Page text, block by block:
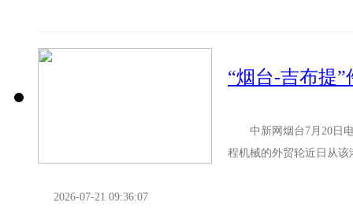
“烟台-吉布提
中新网烟台7月20日电
程机械的外贸轮近日从该
2026-07-21 09:36:07